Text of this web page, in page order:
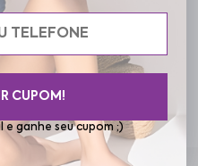
e ganhe seu cupom ;)
CUPOM!